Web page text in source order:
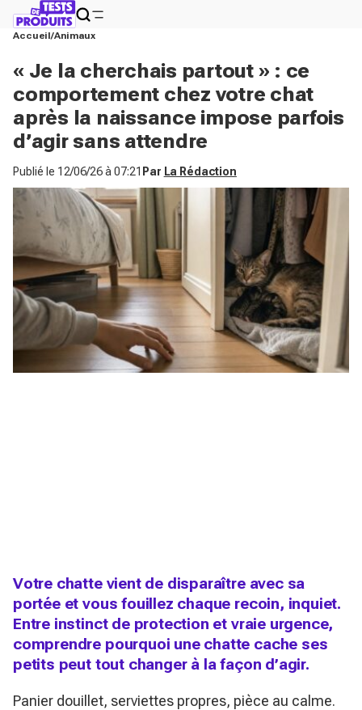
Accueil Animaux
« Je la cherchais partout » : ce
comportement chez votre chat
après la naissance impose parfois
d’agir sans attendre
Publié le 12/06/26 à 07:21 Par La Rédaction
Votre chatte vient de disparaître avec sa
portée et vous fouillez chaque recoin, inquiet.
Entre instinct de protection et vraie urgence,
comprendre pourquoi une chatte cache ses
petits peut tout changer à la façon d’agir.
Panier douillet, serviettes propres, pièce au calme.